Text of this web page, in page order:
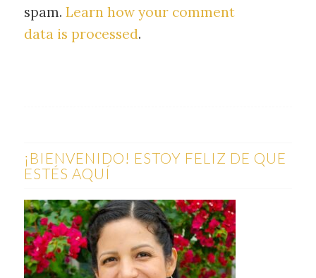
spam. Learn how your comment
data is processed.
¡BIENVENIDO! ESTOY FELIZ DE QUE
ESTÉS AQUÍ